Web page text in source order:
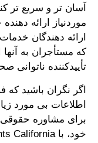
آسان تر و سریع تر
موردنیاز ارائه
ارائه دهندگان
که مستأجران به
تأییدکننده ناتوانی
اگر نگران باشید
اطلاعات بی مورد
برای مشاوره حقوقی
خود، با Disability Rights California تماس بگیرید.